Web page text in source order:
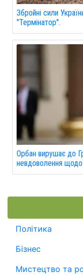
Збройні сили
"Термінатор".
Орбан вирушає до
невдоволення щодо
Політика
Бізнес
Мистецтво та